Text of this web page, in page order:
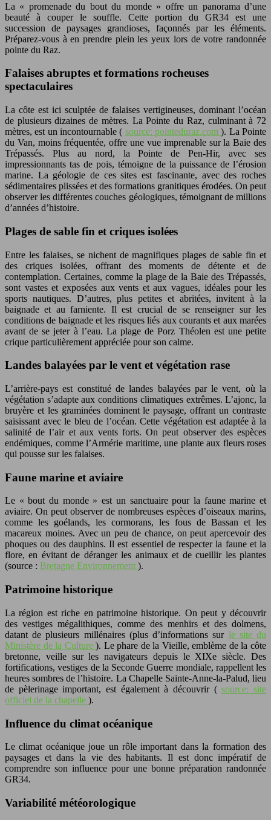
La « promenade du bout du monde » offre un panorama d’une
beauté à couper le souffle. Cette portion du GR34 est une
succession de paysages grandioses, façonnés par les éléments.
Préparez-vous à en prendre plein les yeux lors de votre randonnée
pointe du Raz.
Falaises abruptes et formations rocheuses
spectaculaires
La côte est ici sculptée de falaises vertigineuses, dominant l’océan
de plusieurs dizaines de mètres. La Pointe du Raz, culminant à 72
mètres, est un incontournable ( source: pointeduraz.com). La Pointe
du Van, moins fréquentée, offre une vue imprenable sur la Baie des
Trépassés. Plus au nord, la Pointe de Pen-Hir, avec ses
impressionnants tas de pois, témoigne de la puissance de l’érosion
marine. La géologie de ces sites est fascinante, avec des roches
sédimentaires plissées et des formations granitiques érodées. On peut
observer les différentes couches géologiques, témoignant de millions
d’années d’histoire.
Plages de sable fin et criques isolées
Entre les falaises, se nichent de magnifiques plages de sable fin et
des criques isolées, offrant des moments de détente et de
contemplation. Certaines, comme la plage de la Baie des Trépassés,
sont vastes et exposées aux vents et aux vagues, idéales pour les
sports nautiques. D’autres, plus petites et abritées, invitent à la
baignade et au farniente. Il est crucial de se renseigner sur les
conditions de baignade et les risques liés aux courants et aux marées
avant de se jeter à l’eau. La plage de Porz Théolen est une petite
crique particulièrement appréciée pour son calme.
Landes balayées par le vent et végétation rase
L’arrière-pays est constitué de landes balayées par le vent, où la
végétation s’adapte aux conditions climatiques extrêmes. L’ajonc, la
bruyère et les graminées dominent le paysage, offrant un contraste
saisissant avec le bleu de l’océan. Cette végétation est adaptée à la
salinité de l’air et aux vents forts. On peut observer des espèces
endémiques, comme l’Armérie maritime, une plante aux fleurs roses
qui pousse sur les falaises.
Faune marine et aviaire
Le « bout du monde » est un sanctuaire pour la faune marine et
aviaire. On peut observer de nombreuses espèces d’oiseaux marins,
comme les goélands, les cormorans, les fous de Bassan et les
macareux moines. Avec un peu de chance, on peut apercevoir des
phoques ou des dauphins. Il est essentiel de respecter la faune et la
flore, en évitant de déranger les animaux et de cueillir les plantes
(source : Bretagne Environnement ).
Patrimoine historique
La région est riche en patrimoine historique. On peut y découvrir
des vestiges mégalithiques, comme des menhirs et des dolmens,
datant de plusieurs millénaires (plus d’informations sur le site du
Ministère de la Culture). Le phare de la Vieille, emblème de la côte
bretonne, veille sur les navigateurs depuis le XIXe siècle. Des
fortifications, vestiges de la Seconde Guerre mondiale, rappellent les
heures sombres de l’histoire. La Chapelle Sainte-Anne-la-Palud, lieu
de pèlerinage important, est également à découvrir (source: site
officiel de la chapelle ).
Influence du climat océanique
Le climat océanique joue un rôle important dans la formation des
paysages et dans la vie des habitants. Il est donc impératif de
comprendre son influence pour une bonne préparation randonnée
GR34.
Variabilité météorologique